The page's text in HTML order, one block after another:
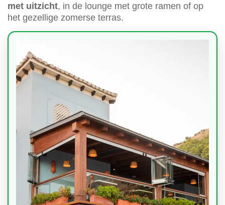
met uitzicht, in de lounge met grote ramen of op
het gezellige zomerse terras.